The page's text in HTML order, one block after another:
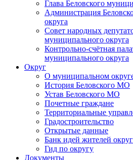
Глава Беловского
Администрация
округа
Совет народных
муниципального округа
Контрольно-счётная
муниципального округа
Округ
О муниципальном
История Беловского МО
Устав Беловского МО
Почетные граждане
Территориальные
Градостроительство
Открытые данные
Банк идей жителей
Гид по округу
Документы